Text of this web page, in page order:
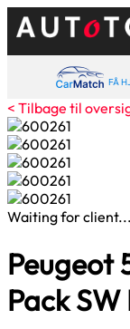
FÅ
< Tilbage til
Waiting for client...
Peugeot
Pack SW